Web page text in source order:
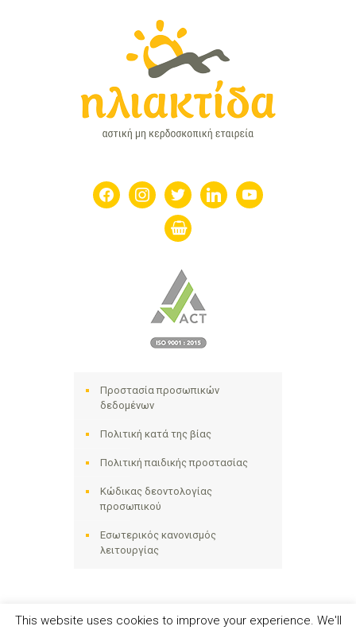
facebookinstagramtwitter linkedin youtube
shopping-
basket
Προστασία προσωπικών
δεδομένων
Πολιτική κατά της βίας
Πολιτική παιδικής προστασίας
Κώδικας δεοντολογίας
προσωπικού
Εσωτερικός κανονισμός
λειτουργίας
This website uses cookies to improve your experience. We'll